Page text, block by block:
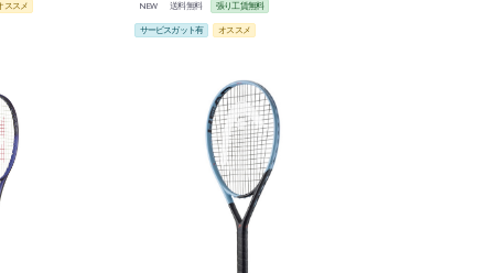
ススメ NEW 送料無料 張り工賃無料
サービスガット有 オススメ